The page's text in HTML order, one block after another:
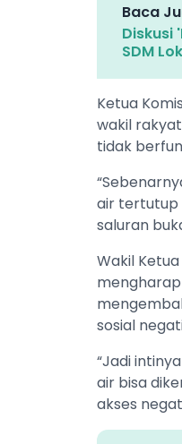
Baca
Diskusi
SDM
​Ketua
wakil
tidak
air tertutup
saluran
​Wakil
sosial
​“Jadi
air bisa
akses